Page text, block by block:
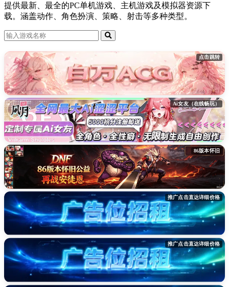
提供最新、最全的PC单机游戏、主机游戏及模拟器资源下
载。涵盖动作、角色扮演、策略、射击等多种类型。
点击跳转
Ai女友（在线畅玩）
86版本怀旧
推广点击直达详细价格
推广点击直达详细价格